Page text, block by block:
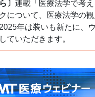
〕 連載「医療法学で考
について、医療法学の
年は装いも新たに、
ていただきます。